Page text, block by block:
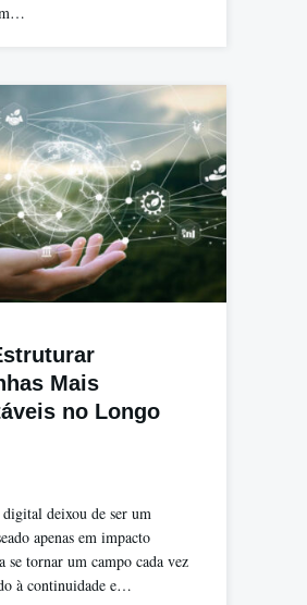
Mais
no Longo
deixou de ser um
apenas em impacto
se tornar um campo cada vez
à continuidade e…